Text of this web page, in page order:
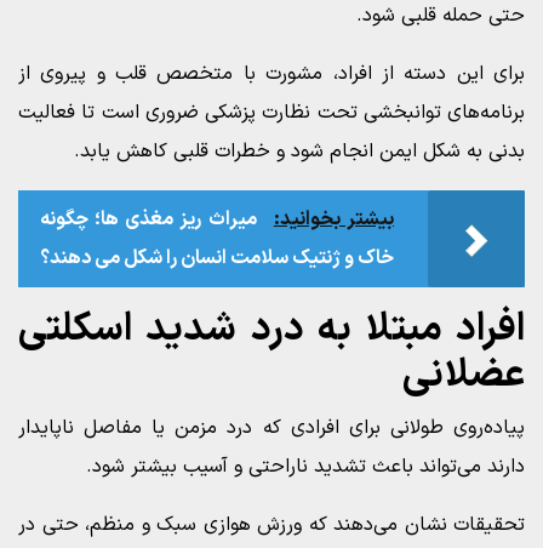
حتی حمله قلبی شود.
برای این دسته از افراد، مشورت با متخصص قلب و پیروی از
برنامه‌های توانبخشی تحت نظارت پزشکی ضروری است تا فعالیت
بدنی به شکل ایمن انجام شود و خطرات قلبی کاهش یابد.
بیشتر بخوانید: میراث ریز مغذی‌ ها؛ چگونه
خاک و ژنتیک سلامت انسان را شکل می‌ دهند؟
افراد مبتلا به درد شدید اسکلتی
عضلانی
پیاده‌روی طولانی برای افرادی که درد مزمن یا مفاصل ناپایدار
دارند می‌تواند باعث تشدید ناراحتی و آسیب بیشتر شود.
تحقیقات نشان می‌دهند که ورزش هوازی سبک و منظم، حتی در